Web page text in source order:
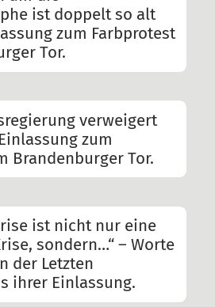
ist doppelt so alt
zum Farbprotest
Tor.
verweigert
zum
Brandenburger Tor.
ist nicht nur eine
sondern…“ – Worte
der Letzten
ihrer Einlassung.